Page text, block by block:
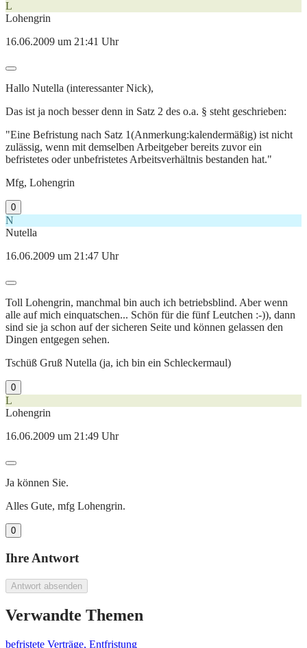
L
Lohengrin
16.06.2009 um 21:41 Uhr
Hallo Nutella (interessanter Nick),
Das ist ja noch besser denn in Satz 2 des o.a. § steht geschrieben:
"Eine Befristung nach Satz 1(Anmerkung:kalendermäßig) ist nicht
zulässig, wenn mit demselben Arbeitgeber bereits zuvor ein
befristetes oder unbefristetes Arbeitsverhältnis bestanden hat."
Mfg, Lohengrin
0
N
Nutella
16.06.2009 um 21:47 Uhr
Toll Lohengrin, manchmal bin auch ich betriebsblind. Aber wenn
alle auf mich einquatschen... Schön für die fünf Leutchen :-)), dann
sind sie ja schon auf der sicheren Seite und können gelassen den
Dingen entgegen sehen.
Tschüß Gruß Nutella (ja, ich bin ein Schleckermaul)
0
L
Lohengrin
16.06.2009 um 21:49 Uhr
Ja können Sie.
Alles Gute, mfg Lohengrin.
0
Ihre Antwort
Antwort absenden
Verwandte Themen
befristete Verträge, Entfristung